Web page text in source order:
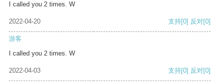
I called you 2 times. W
2022-04-20 支持[0] 反对[0]
游客
I called you 2 times. W
2022-04-03 支持[0] 反对[0]